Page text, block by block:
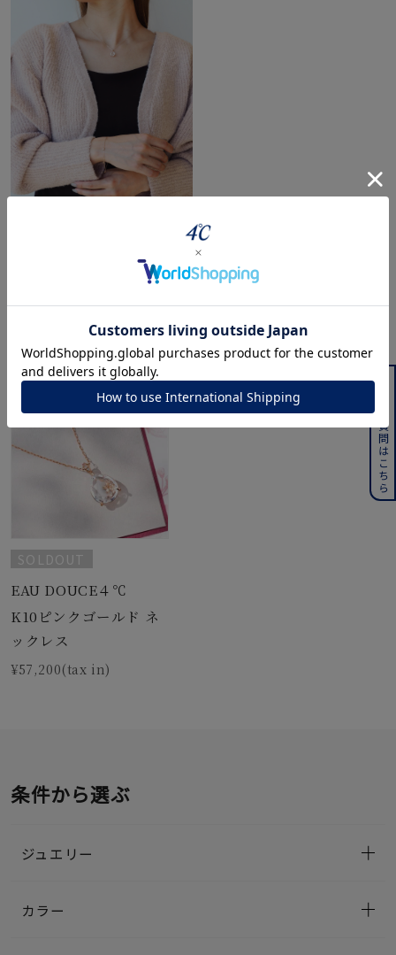
最近チェックした商品
SOLDOUT
EAU DOUCE４℃
K10ピンクゴールド ネ
ックレス
¥57,200(tax in)
条件から選ぶ
ジュエリー
カラー
よくある質問はこちら